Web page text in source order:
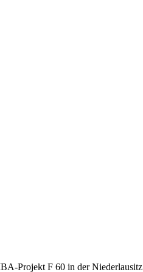
Projekt F 60 in der Niederlausitz